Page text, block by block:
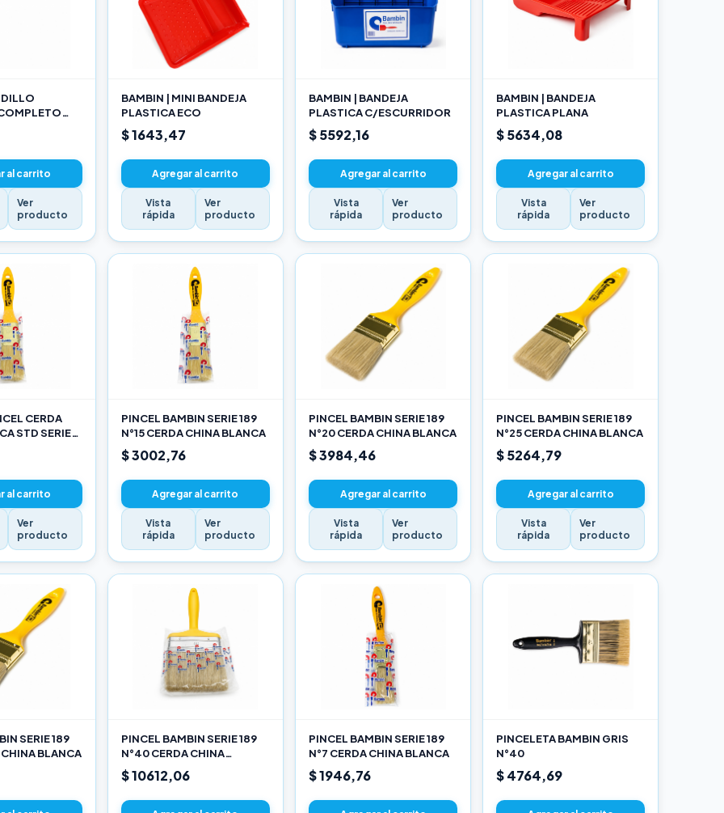
al carrito
Ver
producto
BAMBIN | MINI BANDEJA
PLASTICA ECO
$ 1643,47
Agregar al carrito
Vista
rápida
Ver
producto
BAMBIN | BANDEJA
PLASTICA C/ESCURRIDOR
$ 5592,16
Agregar al carrito
Vista
rápida
Ver
producto
BAMBIN | BANDEJA
PLASTICA PLANA
$ 5634,08
Agregar al carrito
Vista
rápida
Ver
producto
CERDA
STD SERIE
al carrito
Ver
producto
PINCEL BAMBIN SERIE 189
N°15 CERDA CHINA BLANCA
$ 3002,76
Agregar al carrito
Vista
rápida
Ver
producto
PINCEL BAMBIN SERIE 189
N°20 CERDA CHINA BLANCA
$ 3984,46
Agregar al carrito
Vista
rápida
Ver
producto
PINCEL BAMBIN SERIE 189
N°25 CERDA CHINA BLANCA
$ 5264,79
Agregar al carrito
Vista
rápida
Ver
producto
SERIE 189
BLANCA
PINCEL BAMBIN SERIE 189
N°40 CERDA CHINA
BLANCA
$ 10612,06
PINCEL BAMBIN SERIE 189
N°7 CERDA CHINA BLANCA
$ 1946,76
PINCELETA BAMBIN GRIS
N°40
$ 4764,69